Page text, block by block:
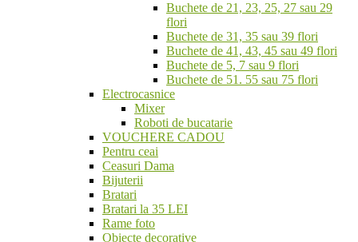
Buchete de 21, 23, 25, 27 sau 29
flori
Buchete de 31, 35 sau 39 flori
Buchete de 41, 43, 45 sau 49 flori
Buchete de 5, 7 sau 9 flori
Buchete de 51. 55 sau 75 flori
Electrocasnice
Mixer
Roboti de bucatarie
VOUCHERE CADOU
Pentru ceai
Ceasuri Dama
Bijuterii
Bratari
Bratari la 35 LEI
Rame foto
Obiecte decorative